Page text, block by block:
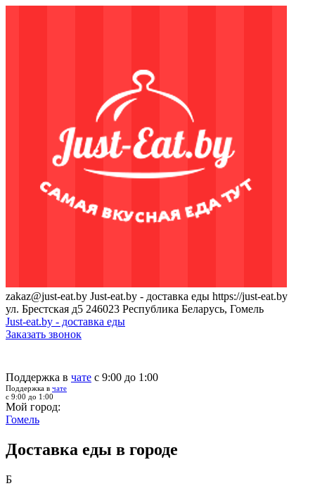
zakaz@just-eat.by Just-eat.by - доставка еды https://just-eat.by
ул. Брестская д5 246023 Республика Беларусь, Гомель
Just-eat.by - доставка еды
Заказать звонок
Поддержка в чате с 9:00 до 1:00
Поддержка в чате
с 9:00 до 1:00
Мой город:
Гомель
Доставка еды в городе
Б